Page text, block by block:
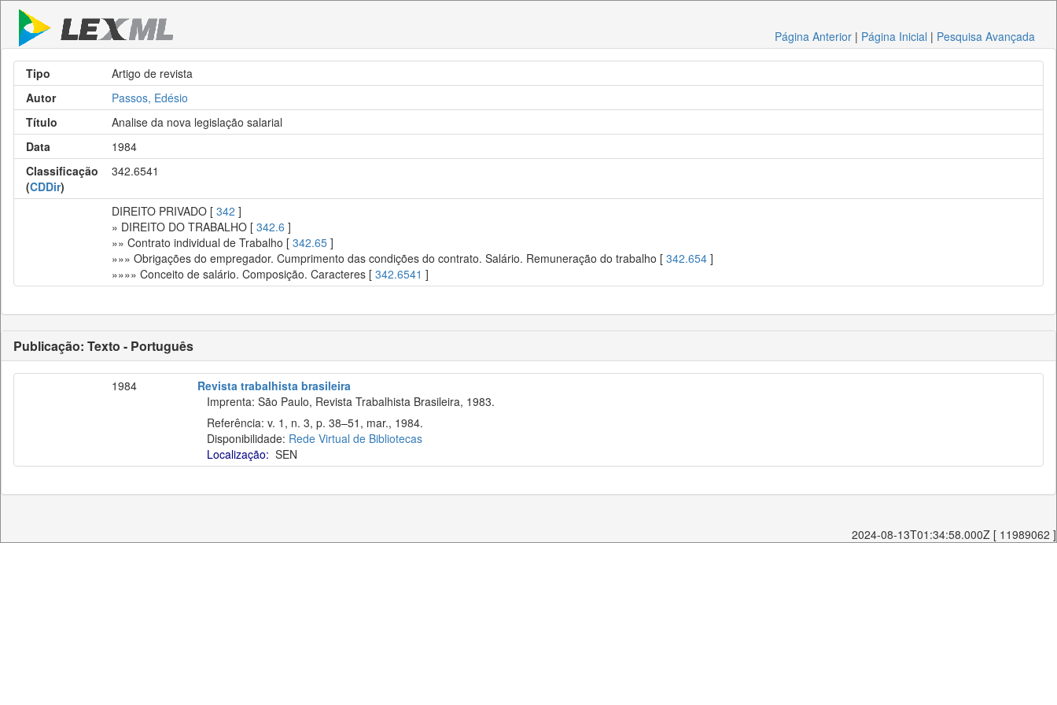
Página Anterior | Página Inicial | Pesquisa Avançada
Tipo
Artigo de revista
Autor
Passos, Edésio
Título
Analise da nova legislação salarial
Data
1984
Classificação
(CDDir)
342.6541
DIREITO PRIVADO [ 342 ]
» DIREITO DO TRABALHO [ 342.6 ]
»» Contrato individual de Trabalho [ 342.65 ]
»»» Obrigações do empregador. Cumprimento das condições do contrato. Salário. Remuneração do trabalho [ 342.654 ]
»»»» Conceito de salário. Composição. Caracteres [ 342.6541 ]
Publicação: Texto - Português
1984
Revista trabalhista brasileira
Imprenta: São Paulo, Revista Trabalhista Brasileira, 1983.
Referência: v. 1, n. 3, p. 38–51, mar., 1984.
Disponibilidade: Rede Virtual de Bibliotecas
Localização: SEN
2024-08-13T01:34:58.000Z [ 11989062 ]